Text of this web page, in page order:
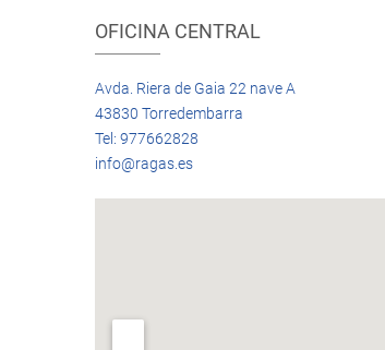
OFICINA CENTRAL
Avda. Riera de Gaia 22 nave A
43830 Torredembarra
Tel: 977662828
info@ragas.es